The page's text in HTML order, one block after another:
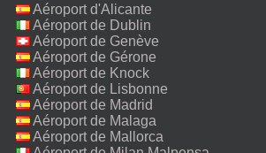
Aéroport d'Alicante
Aéroport de Dublin
Aéroport de Genève
Aéroport de Gérone
Aéroport de Knock
Aéroport de Lisbonne
Aéroport de Madrid
Aéroport de Malaga
Aéroport de Mallorca